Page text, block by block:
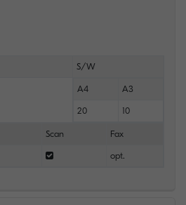
S/W
A4 A3
20 10
Scan Fax
opt.